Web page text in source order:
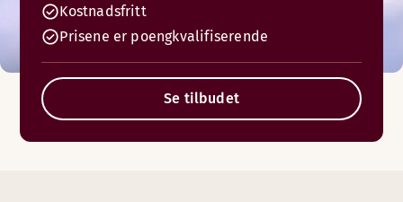
Kostnadsfritt
Prisene er poengkvalifiserende
Se tilbudet